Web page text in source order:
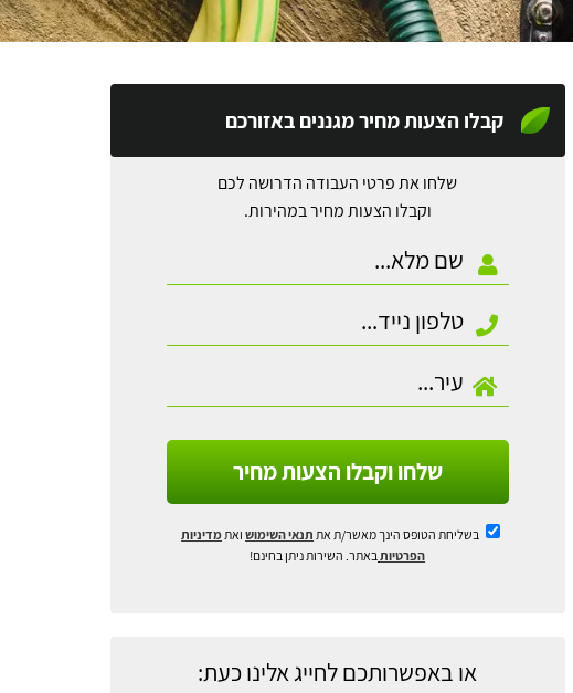
קבלו הצעות מחיר מגננים באזורכם
שלחו את פרטי העבודה הדרושה לכם
וקבלו הצעות מחיר במהירות.
שלחו וקבלו הצעות מחיר
בשליחת הטופס הינך מאשר/ת את תנאי השימושואת מדיניות
הפרטיות באתר. השירות ניתן בחינם!
או באפשרותכם לחייג אלינו כעת: